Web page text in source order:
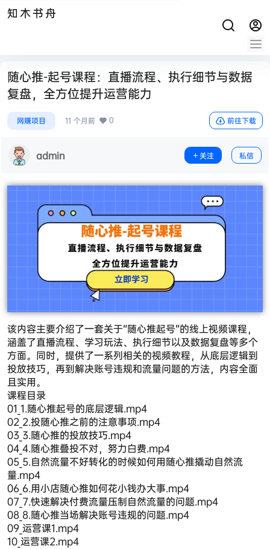
知木书舟
随心推-起号课程：直播流程、执行细节与数据
复盘，全方位提升运营能力
网赚项目 11 个月前 0 前往下载
admin 关注 私信
该内容主要介绍了一套关于“随心推起号”的线上视频课程，
涵盖了直播流程、学习玩法、执行细节以及数据复盘等多个
方面。同时，提供了一系列相关的视频教程，从底层逻辑到
投放技巧，再到解决账号违规和流量问题的方法，内容全面
且实用。
课程目录
01_1.随心推起号的底层逻辑.mp4
02_2.投随心推之前的注意事项.mp4
03_3.随心推的投放技巧.mp4
04_4.随心推叠投不对，努力白费.mp4
05_5.自然流量不好转化的时候如何用随心推撬动自然流
量.mp4
06_6.用小店随心推如何花小钱办大事.mp4
07_7.快速解决付费流量压制自然流量的问题.mp4
08_8.随心推当场解决账号违规的问题.mp4
09_运营课1.mp4
10_运营课2.mp4